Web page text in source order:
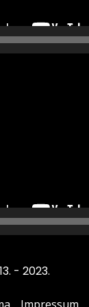
- 2023.